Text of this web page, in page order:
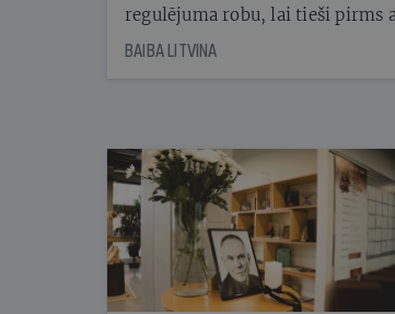
regulējuma robu, lai tieši pirms
starta izreklamētos par summu,
BAIBA LITVINA